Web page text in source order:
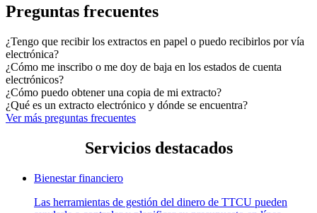
Preguntas frecuentes
¿Tengo que recibir los extractos en papel o puedo recibirlos por vía
electrónica?
¿Cómo me inscribo o me doy de baja en los estados de cuenta
electrónicos?
¿Cómo puedo obtener una copia de mi extracto?
¿Qué es un extracto electrónico y dónde se encuentra?
Ver más preguntas frecuentes
Servicios destacados
Bienestar financiero
Las herramientas de gestión del dinero de TTCU pueden